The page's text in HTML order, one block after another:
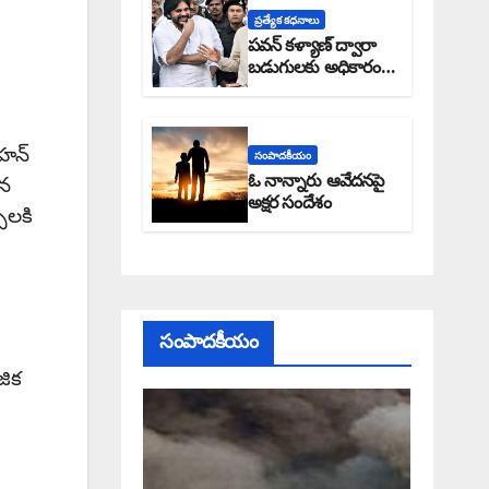
ప్రత్యేక కధనాలు
పవన్ కళ్యాణ్ ద్వారా
బడుగులకు అధికారం
ఎండమావేనా: అక్షర
సంపాదకీయం
ఓ నాన్నారు ఆవేదనపై
అక్షర సందేశం
సంపాదకీయం